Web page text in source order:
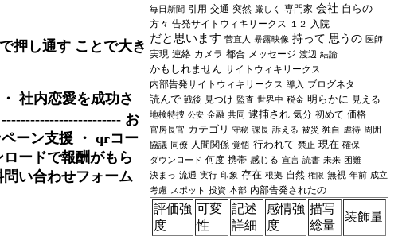
押し通す ことで大き
社内恋愛を成功さ
お
ーン支援 ・ qrコー
ードで報酬がもら
い合わせフォーム
毎日新聞 引用 交通 突然 厳しく 専門家 会社 自らの
方々 告発サイトウィキリークス １２ 入院
だと思います 菅直人 暴露映像 持って 思うの 医師
実現 連絡 カメラ 都合 メッセージ 渡辺 結論
かもしれません サイトウィキリークス
内部告発サイトウィキリークス 導入 ブログネタ
読んで 戦後 見つけ 監査 世界中 税金 明らかに 見える
地検特捜 公安 金融 共同 逮捕され 気分 初めて 価格
官房長官 カテゴリ 守秘 課長 訴える 被災 独自 虐待 周囲
協議 同僚 人間関係 覚悟 行われて 禁止 現在 確保
ダウンロード 何度 携帯 感じる 宣言 読書 未来 困難
決まっ 流通 実行 印象 存在 根拠 自然 権限 無視 年前 成立
考慮 スポット 投資 本部 内部告発されたの
評価強
度
可変
性
記述
詳細
感情強
度
描写
総量
装飾量